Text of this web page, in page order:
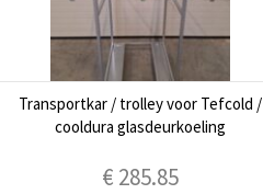
Transportkar / trolley voor Tefcold /
cooldura glasdeurkoeling
€ 285.85